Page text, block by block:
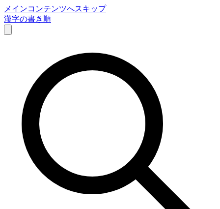
メインコンテンツへスキップ
漢字の書き順